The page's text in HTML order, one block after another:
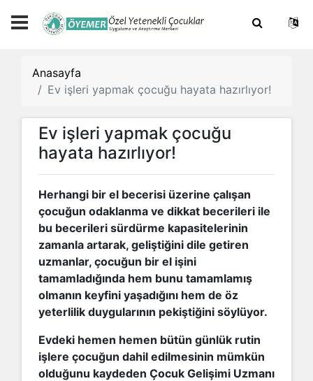
Anasayfa
Ev işleri yapmak çocuğu hayata hazırlıyor!
Ev işleri yapmak çocuğu
hayata hazırlıyor!
Herhangi bir el becerisi üzerine çalışan
çocuğun odaklanma ve dikkat becerileri ile
bu becerileri sürdürme kapasitelerinin
zamanla artarak, geliştiğini dile getiren
uzmanlar, çocuğun bir el işini
tamamladığında hem bunu tamamlamış
olmanın keyfini yaşadığını hem de öz
yeterlilik duygularının pekiştiğini söylüyor.
Evdeki hemen hemen bütün günlük rutin
işlere çocuğun dahil edilmesinin mümkün
olduğunu kaydeden Çocuk Gelişimi Uzmanı